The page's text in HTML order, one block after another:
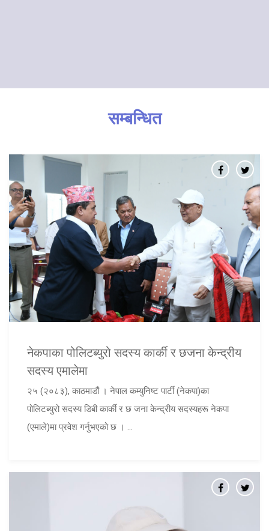
सम्बन्धित
नेकपाका पोलिटब्युरो सदस्य कार्की र छजना केन्द्रीय
सदस्य एमालेमा
२५ (२०८३), काठमाडौं । नेपाल कम्युनिष्ट पार्टी (नेकपा)का
पोलिटब्युरो सदस्य डिबी कार्की र छ जना केन्द्रीय सदस्यहरू नेकपा
(एमाले)मा प्रवेश गर्नुभएको छ । ...